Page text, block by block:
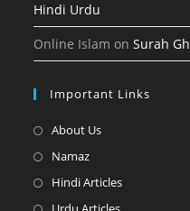
Hindi Urdu
Online Islam onSurah
Important Links
About UsOpens
a
NamazOpens
in
Hindi ArticlesOpens
Opens